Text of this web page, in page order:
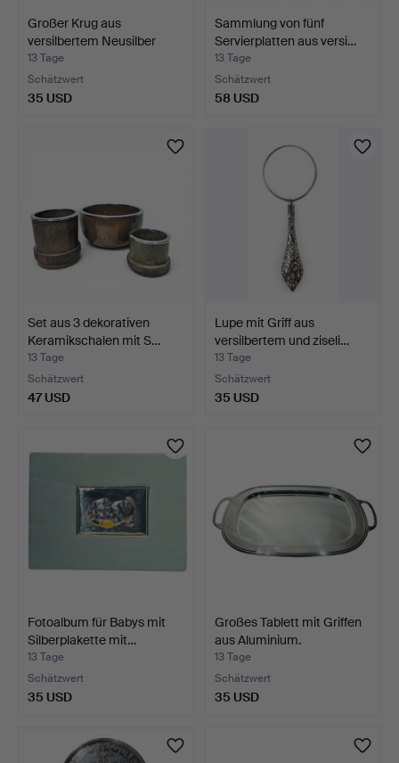
Großer Krug aus
versilbertem Neusilber
mit…
13 Tage
Schätzwert
35 USD
Sammlung von fünf
Servierplatten aus versi…
13 Tage
Schätzwert
58 USD
Set aus 3 dekorativen
Keramikschalen mit S…
13 Tage
Schätzwert
47 USD
Lupe mit Griff aus
versilbertem und ziseli…
13 Tage
Schätzwert
35 USD
Fotoalbum für Babys mit
Silberplakette mit…
13 Tage
Schätzwert
35 USD
Großes Tablett mit Griffen
aus Aluminium.
13 Tage
Schätzwert
35 USD